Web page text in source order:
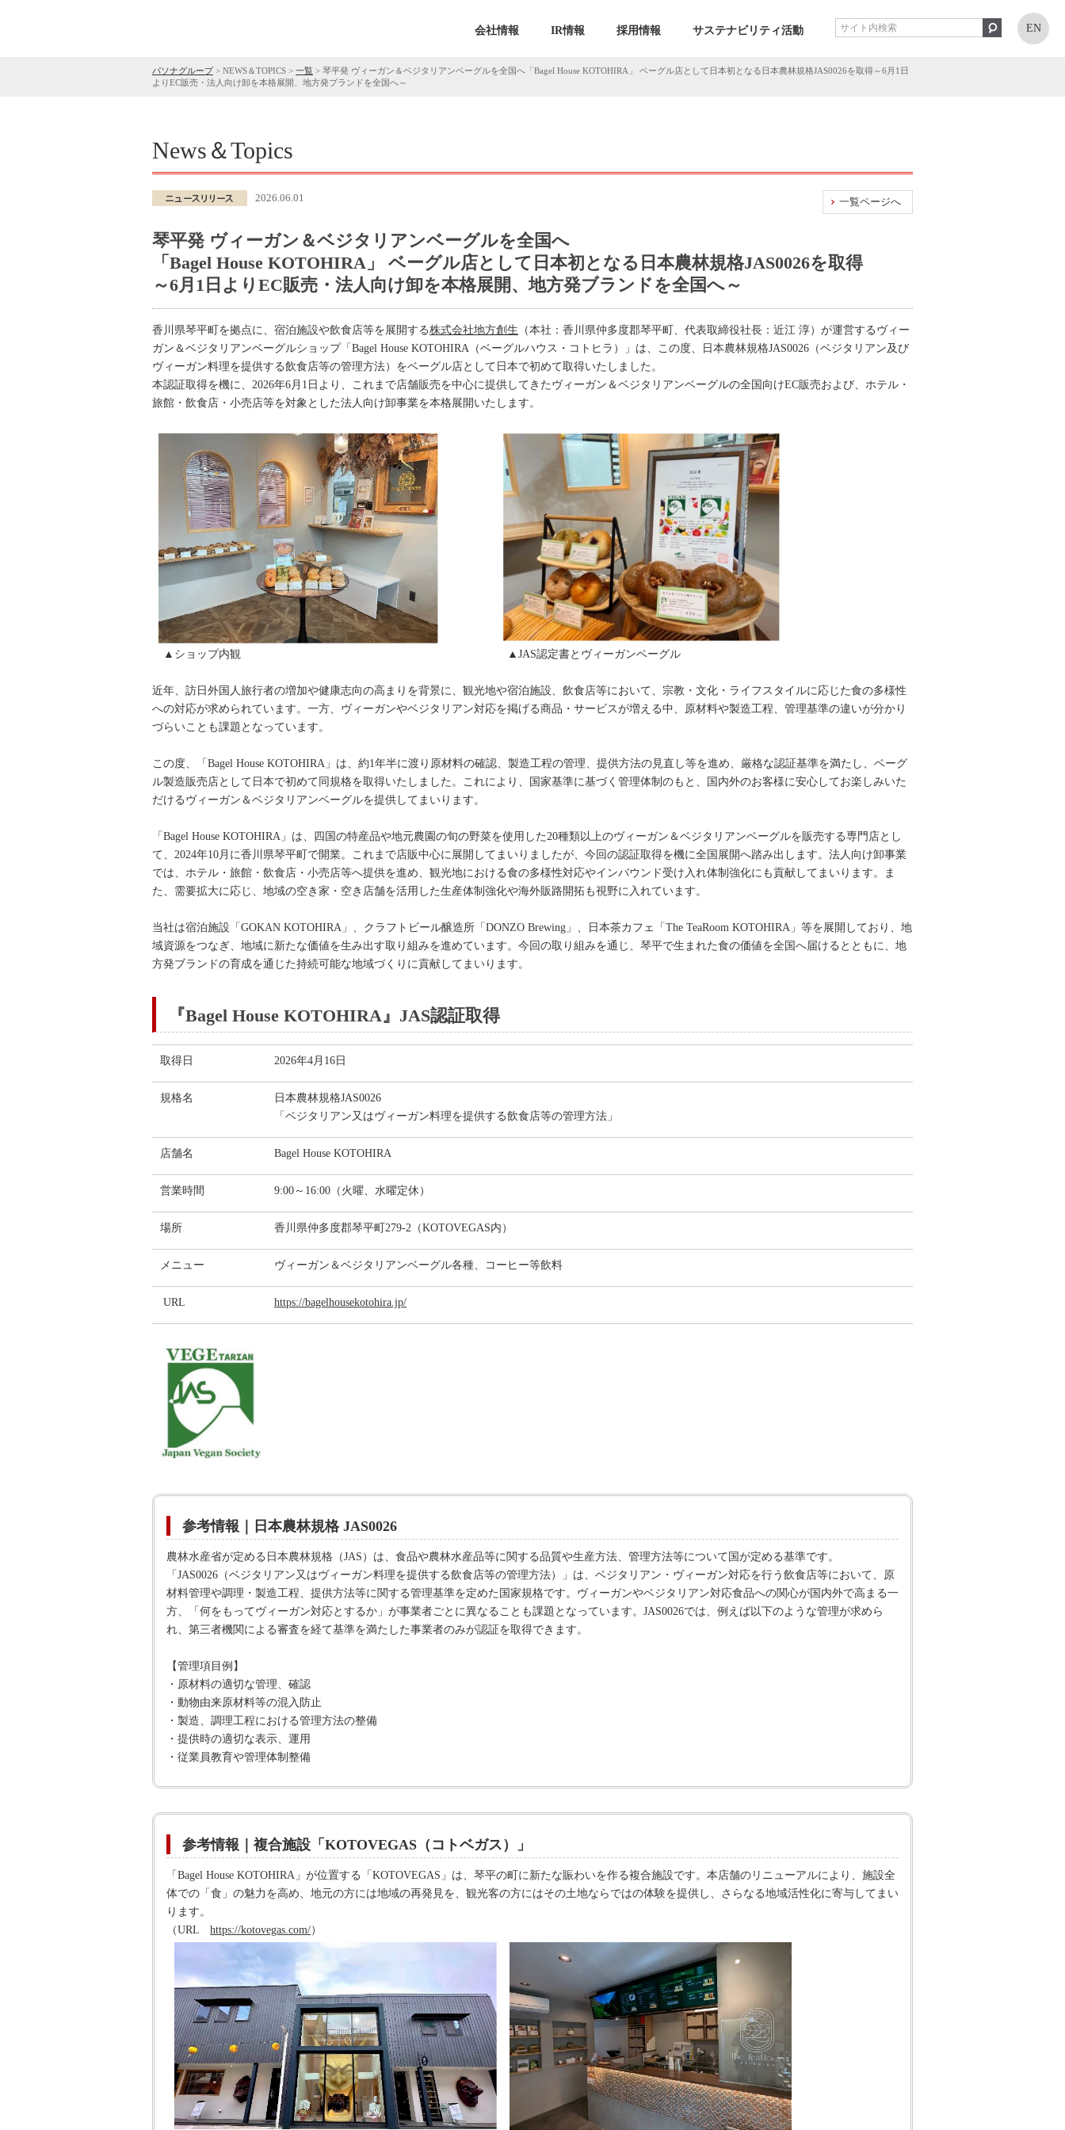
会社情報 IR情報 採用情報 サステナビリティ活動 EN
パソナグループ> NEWS＆TOPICS > 一覧 > 琴平発 ヴィーガン＆ベジタリアンベーグルを全国へ「Bagel House KOTOHIRA」 ベーグル店として日本初となる日本農林規格JAS0026を取得～6月1日
よりEC販売・法人向け卸を本格展開、地方発ブランドを全国へ～
News＆Topics
一覧ページへ
2026.06.01
琴平発 ヴィーガン＆ベジタリアンベーグルを全国へ
「Bagel House KOTOHIRA」 ベーグル店として日本初となる日本農林規格JAS0026を取得
～6月1日よりEC販売・法人向け卸を本格展開、地方発ブランドを全国へ～
香川県琴平町を拠点に、宿泊施設や飲食店等を展開する株式会社地方創生 （本社：香川県仲多度郡琴平町、代表取締役社長：近江 淳）が運営するヴィー
ガン＆ベジタリアンベーグルショップ「Bagel House KOTOHIRA（ベーグルハウス・コトヒラ）」は、この度、日本農林規格JAS0026（ベジタリアン及び
ヴィーガン料理を提供する飲食店等の管理方法）をベーグル店として日本で初めて取得いたしました。
本認証取得を機に、2026年6月1日より、これまで店舗販売を中心に提供してきたヴィーガン＆ベジタリアンベーグルの全国向けEC販売および、ホテル・
旅館・飲食店・小売店等を対象とした法人向け卸事業を本格展開いたします。
▲ショップ内観 ▲JAS認定書とヴィーガンベーグル
近年、訪日外国人旅行者の増加や健康志向の高まりを背景に、観光地や宿泊施設、飲食店等において、宗教・文化・ライフスタイルに応じた食の多様性
への対応が求められています。一方、ヴィーガンやベジタリアン対応を掲げる商品・サービスが増える中、原材料や製造工程、管理基準の違いが分かり
づらいことも課題となっています。
この度、「Bagel House KOTOHIRA」は、約1年半に渡り原材料の確認、製造工程の管理、提供方法の見直し等を進め、厳格な認証基準を満たし、ベーグ
ル製造販売店として日本で初めて同規格を取得いたしました。これにより、国家基準に基づく管理体制のもと、国内外のお客様に安心してお楽しみいた
だけるヴィーガン＆ベジタリアンベーグルを提供してまいります。
「Bagel House KOTOHIRA」は、四国の特産品や地元農園の旬の野菜を使用した20種類以上のヴィーガン＆ベジタリアンベーグルを販売する専門店とし
て、2024年10月に香川県琴平町で開業。これまで店販中心に展開してまいりましたが、今回の認証取得を機に全国展開へ踏み出します。法人向け卸事業
では、ホテル・旅館・飲食店・小売店等へ提供を進め、観光地における食の多様性対応やインバウンド受け入れ体制強化にも貢献してまいります。ま
た、需要拡大に応じ、地域の空き家・空き店舗を活用した生産体制強化や海外販路開拓も視野に入れています。
当社は宿泊施設「GOKAN KOTOHIRA」、クラフトビール醸造所「DONZO Brewing」、日本茶カフェ「The TeaRoom KOTOHIRA」等を展開しており、地
域資源をつなぎ、地域に新たな価値を生み出す取り組みを進めています。今回の取り組みを通じ、琴平で生まれた食の価値を全国へ届けるとともに、地
方発ブランドの育成を通じた持続可能な地域づくりに貢献してまいります。
『Bagel House KOTOHIRA』JAS認証取得
取得日 2026年4月16日
規格名
日本農林規格JAS0026
「ベジタリアン又はヴィーガン料理を提供する飲食店等の管理方法」
店舗名 Bagel House KOTOHIRA
営業時間 9:00～16:00（火曜、水曜定休）
場所 香川県仲多度郡琴平町279-2（KOTOVEGAS内）
メニュー ヴィーガン＆ベジタリアンベーグル各種、コーヒー等飲料
URL https://bagelhousekotohira.jp/
参考情報｜日本農林規格 JAS0026
農林水産省が定める日本農林規格（JAS）は、食品や農林水産品等に関する品質や生産方法、管理方法等について国が定める基準です。
「JAS0026（ベジタリアン又はヴィーガン料理を提供する飲食店等の管理方法）」は、ベジタリアン・ヴィーガン対応を行う飲食店等において、原
材料管理や調理・製造工程、提供方法等に関する管理基準を定めた国家規格です。ヴィーガンやベジタリアン対応食品への関心が国内外で高まる一
方、「何をもってヴィーガン対応とするか」が事業者ごとに異なることも課題となっています。JAS0026では、例えば以下のような管理が求めら
れ、第三者機関による審査を経て基準を満たした事業者のみが認証を取得できます。
【管理項目例】
・原材料の適切な管理、確認
・動物由来原材料等の混入防止
・製造、調理工程における管理方法の整備
・提供時の適切な表示、運用
・従業員教育や管理体制整備
参考情報｜複合施設「KOTOVEGAS（コトベガス）」
「Bagel House KOTOHIRA」が位置する「KOTOVEGAS」は、琴平の町に新たな賑わいを作る複合施設です。本店舗のリニューアルにより、施設全
体での「食」の魅力を高め、地元の方には地域の再発見を、観光客の方にはその土地ならではの体験を提供し、さらなる地域活性化に寄与してまい
ります。
（URL https://kotovegas.com/）